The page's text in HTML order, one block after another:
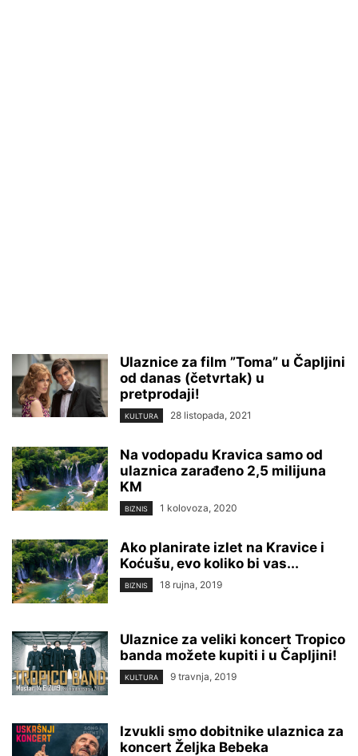
Ulaznice za film ”Toma” u Čapljini
od danas (četvrtak) u
pretprodaji!
KULTURA 28 listopada, 2021
Na vodopadu Kravica samo od
ulaznica zarađeno 2,5 milijuna
KM
BIZNIS 1 kolovoza, 2020
Ako planirate izlet na Kravice i
Koćušu, evo koliko bi vas...
BIZNIS 18 rujna, 2019
Ulaznice za veliki koncert Tropico
banda možete kupiti i u Čapljini!
KULTURA 9 travnja, 2019
Izvukli smo dobitnike ulaznica za
koncert Željka Bebeka